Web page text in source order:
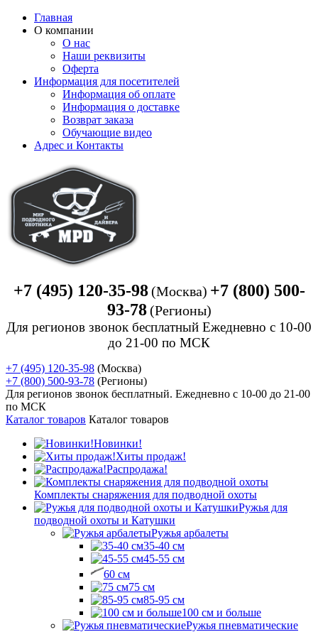
Главная
О компании
О нас
Наши реквизиты
Оферта
Информация для посетителей
Информация об оплате
Информация о доставке
Возврат заказа
Обучающие видео
Адрес и Контакты
+7 (495) 120-35-98 (Москва) +7 (800) 500-
93-78 (Регионы)
Для регионов звонок бесплатный Ежедневно с 10-00
до 21-00 по МСК
+7 (495) 120-35-98 (Москва)
+7 (800) 500-93-78 (Регионы)
Для регионов звонок бесплатный. Ежедневно с 10-00 до 21-00
по МСК
Каталог товаров Каталог товаров
Новинки!
Хиты продаж!
Распродажа!
Комплекты снаряжения для подводной охоты
Ружья для
подводной охоты и Катушки
Ружья арбалеты
35-40 см
45-55 см
60 см
75 см
85-95 см
100 см и больше
Ружья пневматические